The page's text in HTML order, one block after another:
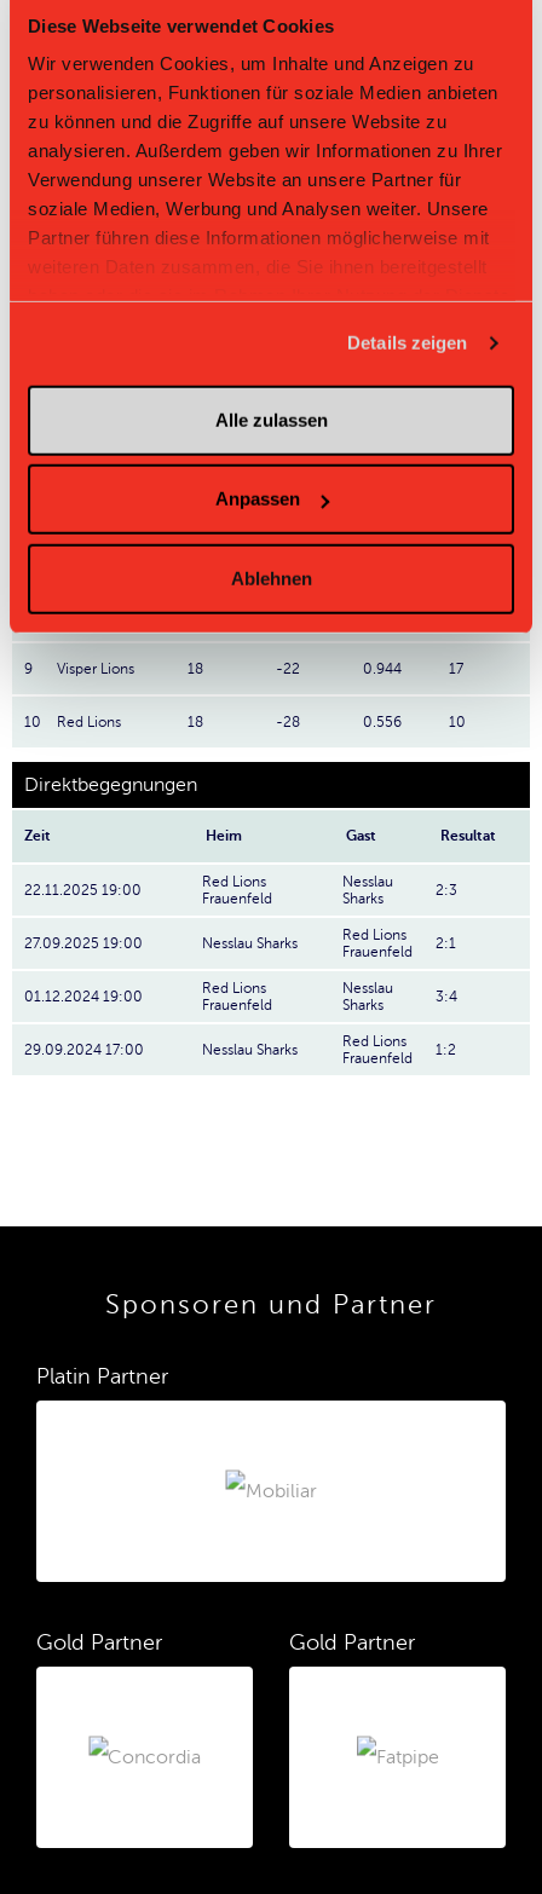
Diese Webseite verwendet Cookies
Wir verwenden Cookies, um Inhalte und Anzeigen zu
personalisieren, Funktionen für soziale Medien anbieten
zu können und die Zugriffe auf unsere Website zu
analysieren. Außerdem geben wir Informationen zu Ihrer
Verwendung unserer Website an unsere Partner für
soziale Medien, Werbung und Analysen weiter. Unsere
Partner führen diese Informationen möglicherweise mit
weiteren Daten zusammen, die Sie ihnen bereitgestellt
Details zeigen
Alle zulassen
Anpassen
Ablehnen
Tabelle Damen GF NLB Gruppe 1 2024/25 per
07.08.2026
L-UPL
L-UPL
HNLB DNLB
Rg. Team Sp TD PQ P
1 Uri 18 +59 2.556 46
1.833 33
5 UH Appenzell 18 +12 1.667 30
+3
8 Bremgarten 18 -38 1.111 20
9 Visper Lions 18 -22 0.944 17
10 Red Lions 18 -28 0.556 10
Direktbegegnungen
Zeit Heim Gast Resultat
22.11.2025 19:00
Red Lions
Frauenfeld
Nesslau
Sharks
2:3
27.09.2025 19:00 Nesslau Sharks
Red Lions
Frauenfeld
2:1
01.12.2024 19:00
Red Lions
Frauenfeld
Nesslau
Sharks
3:4
29.09.2024 17:00 Nesslau Sharks
Red Lions
Frauenfeld
1:2
Sponsoren und Partner
Platin Partner
Gold Partner Gold Partner